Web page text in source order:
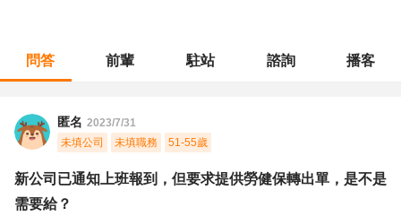
問答 前輩 駐站 諮詢 播客
匿名 2023/7/31
未填公司
未填職務 51-55歲
新公司已通知上班報到，但要求提供勞健保轉出單，是不是
需要給？